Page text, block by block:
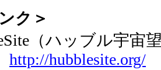
ク＞
（ハッブル宇宙
http://hubblesite.org/